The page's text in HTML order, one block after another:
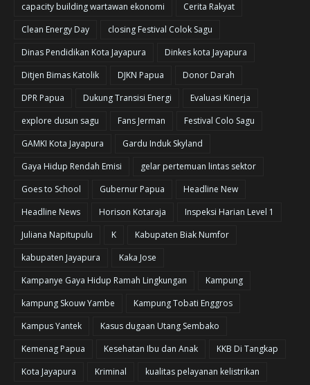
capacity building wartawan ekonomi
Cerita Rakyat
Clean Energy Day
closing Festival Colok Sagu
Dinas Pendidikan Kota Jayapura
Dinkes kota Jayapura
Ditjen Bimas Katolik
DJKN Papua
Donor Darah
DPR Papua
Dukung Transisi Energi
Evaluasi Kinerja
explore dusun sagu
Fans Jerman
Festival Colo Sagu
GAMKI Kota Jayapura
Gardu Induk Skyland
Gaya Hidup Rendah Emisi
gelar pertemuan lintas sektor
Goes to School
Gubernur Papua
Headline New
Headline News
Horison Kotaraja
Inspeksi Harian Level 1
Juliana Napitupulu
K
Kabupaten Biak Numfor
kabupaten Jayapura
Kaka Jose
Kampanye Gaya Hidup Ramah Lingkungan
Kampung
kampung Skouw Yambe
Kampung Tobati Enggros
Kampus Yantek
Kasus dugaan Utang Sembako
Kemenag Papua
Kesehatan Ibu dan Anak
KKB Di Tangkap
Kota Jayapura
Kriminal
kualitas pelayanan kelistrikan